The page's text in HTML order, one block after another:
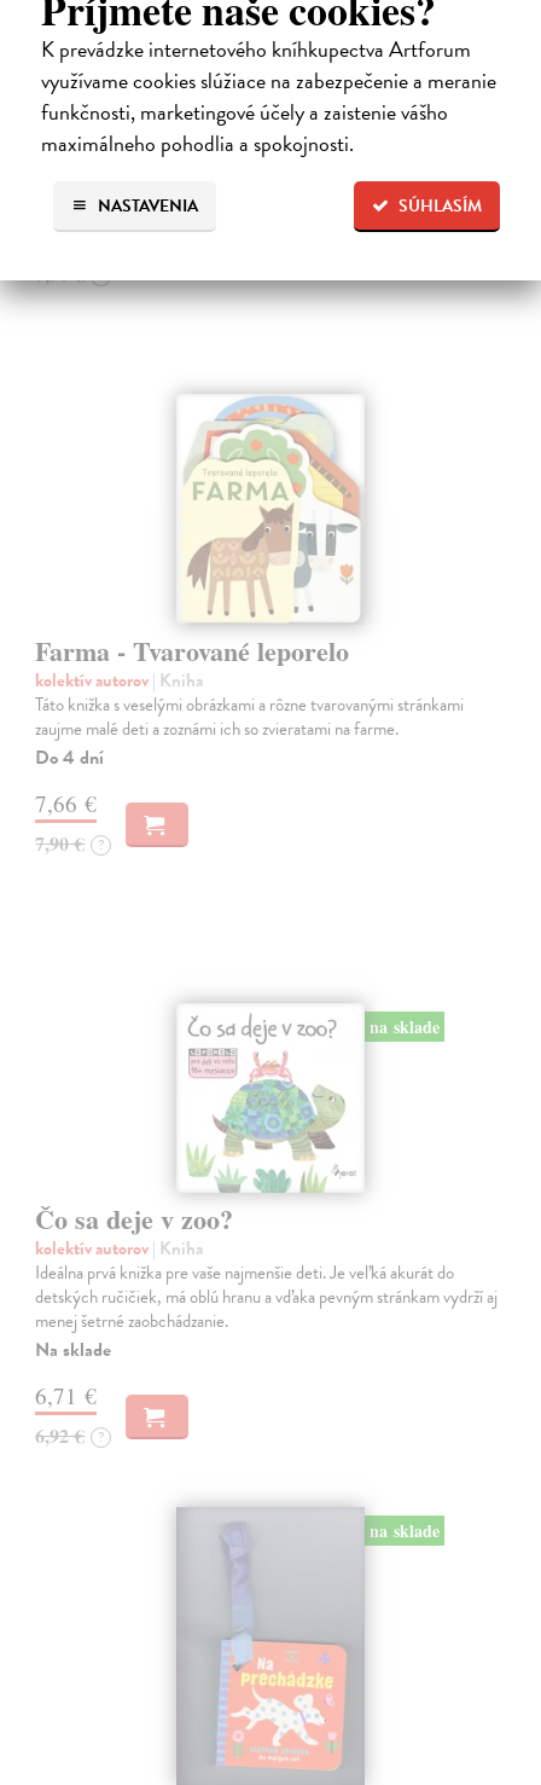
K prevádzke internetového kníhkupectva Artforum
využívame cookies slúžiace na zabezpečenie a meranie
funkčnosti, marketingové účely a zaistenie vášho
maximálneho pohodlia a spokojnosti.
SÚHLASÍM
NASTAVENIA
Les - Tvarované leporelo
Payne Sally| Kniha
Táto knižka s veselými obrázkami a rôzne tvarovanými stránkami
zaujme malé deti a zoznámi ich so životom v lese.
7,66 €
7,90 € ?
Farma - Tvarované leporelo
kolektív autorov| Kniha
Táto knižka s veselými obrázkami a rôzne tvarovanými stránkami
zaujme malé deti a zoznámi ich so zvieratami na farme.
Do 4 dní
7,66 €
7,90 € ?
na sklade
Čo sa deje v zoo?
kolektív autorov| Kniha
Ideálna prvá knižka pre vaše najmenšie deti. Je veľká akurát do
detských ručičiek, má oblú hranu a vďaka pevným stránkam vydrží aj
menej šetrné zaobchádzanie.
Na sklade
6,71 €
6,92 € ?
na sklade